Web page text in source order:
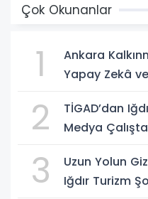
Çok Okunanlar
1
Ankara
Yapay Zekâ
Geliştirme
2
TİGAD’dan
Medya
3
Uzun Yolun
Iğdır Turizm